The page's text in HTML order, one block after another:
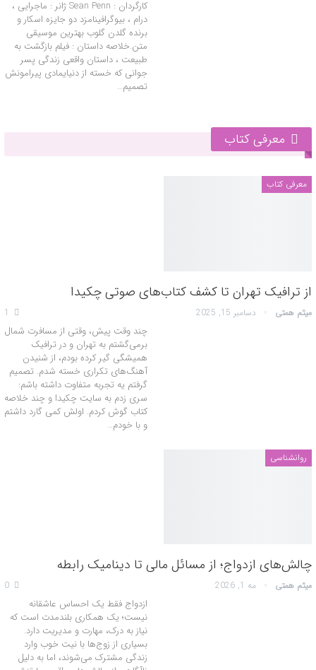
کارگردان : Sean Penn ژانر : ماجرایی ،
درام ، بیوگرافینامزد دو جایزه اسکار و
برنده گلدن گلوب بهترین موسیقی
متن.خلاصه داستان : فیلم بازگشت به
طبیعت ، داستان واقعی زندگی پسر
جوانی که خسته از دنیایمادی پیرامونش
تصمیم…
معرفی کتاب
معرفی کتاب
از ترافیک تهران تا کشف کتاب‌های صوتی چکیدا
میثم همتی دسامبر 15, 2025
چند وقت پیش، وقتی از مسافرت شمال
برمی‌گشتم به تهران و در ترافیک
همیشگی گیر کرده بودم، از شنیدن
آهنگ‌های تکراری خسته شدم. تصمیم
گرفتم یه تجربه متفاوت داشته باشم:
سری زدم به سایت چکیدا و چند خلاصه
کتاب گوش کردم. اولش کمی گارد داشتم
و با خودم…
روانشناسی
چالش‌های ازدواج؛ از مسائل مالی تا دینامیک رابطه
میثم همتی مه 1, 2026
ازدواج فقط یک احساس عاشقانه
نیست؛ یک همکاری بلندمدت است که
نیاز به درک، مهارت و مدیریت دارد.
بسیاری از زوج‌ها با نیت خوب وارد
زندگی مشترک می‌شوند، اما به دلیل